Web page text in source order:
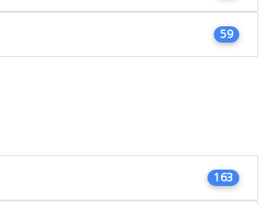
59
163